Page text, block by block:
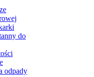
do
odpady